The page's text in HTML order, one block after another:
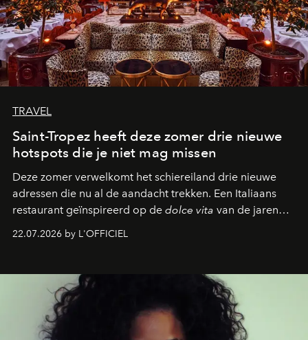
TRAVEL
Saint-Tropez heeft deze zomer drie nieuwe
hotspots die je niet mag missen
Deze zomer verwelkomt het schiereiland drie nieuwe
adressen die nu al de aandacht trekken. Een Italiaans
restaurant geïnspireerd op de dolce vita van de jaren
zestig, een Japanse hotspot die na zonsondergang
verandert in een bruisende ontmoetingsplek en de
neerstrijkt in Saint-Tropez. Dit zijn de nieuwe adressen
die deze zomer de toon zetten, van lange lunches tot
zwoele nachten.
22.07.2026 by L'OFFICIEL